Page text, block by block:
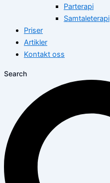
Parterapi
Samtaleterapi
Priser
Artikler
Kontakt oss
Search